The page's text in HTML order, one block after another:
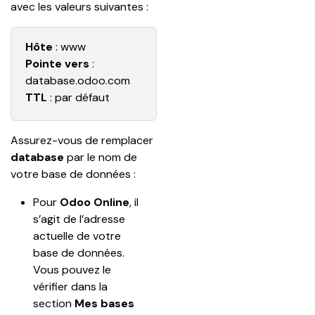
avec les valeurs suivantes :
Hôte : www
Pointe vers :
database.odoo.com
TTL : par défaut
Assurez-vous de remplacer
database par le nom de
votre base de données :
Pour Odoo Online, il
s’agit de l’adresse
actuelle de votre
base de données.
Vous pouvez le
vérifier dans la
section Mes bases